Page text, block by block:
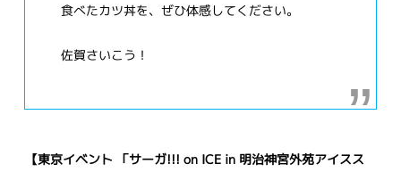
食べたカツ丼を、ぜひ体感してください。
佐賀さいこう！
【東京イベント 「サーガ!!! on ICE in 明治神宮外苑アイスス